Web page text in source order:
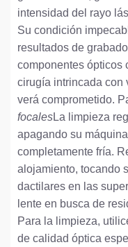
intensidad del rayo
Su condición
resultados de
componentes ópticos
cirugía intrincada con
verá comprometido.
focalesLa limpieza
apagando su
completamente fría.
alojamiento, tocando
dactilares en las
lente en busca de
Para la limpieza,
de calidad óptica